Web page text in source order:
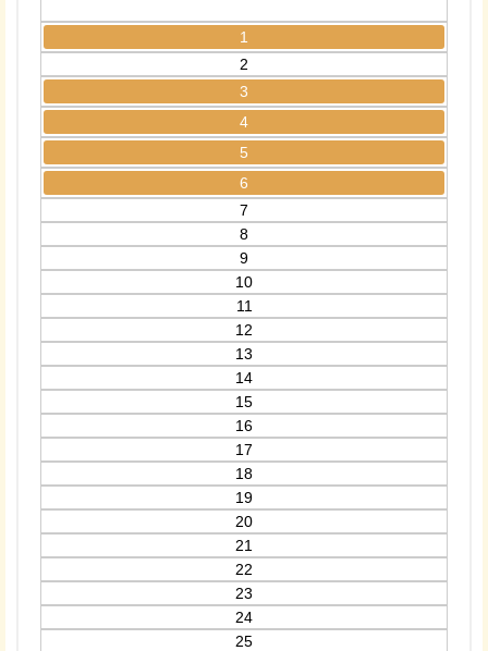
1
2
3
4
5
6
7
8
9
10
11
12
13
14
15
16
17
18
19
20
21
22
23
24
25